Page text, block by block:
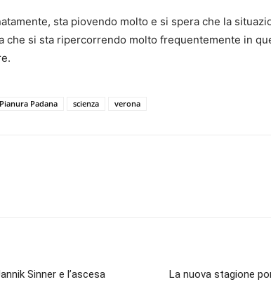
sta piovendo molto e si spera che la
che si sta ripercorrendo molto frequentemente in
Pianura Padana scienza verona
Sinner e l’ascesa
La nuova stagione